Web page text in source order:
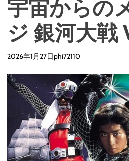
宇宙からの
ジ 銀河大戦
2026年1月27日phi72110